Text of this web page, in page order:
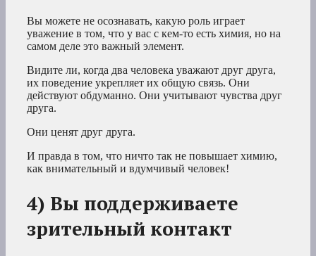
Вы можете не осознавать, какую роль играет
уважение в том, что у вас с кем-то есть химия, но на
самом деле это важный элемент.
Видите ли, когда два человека уважают друг друга,
их поведение укрепляет их общую связь. Они
действуют обдуманно. Они учитывают чувства друг
друга.
Они ценят друг друга.
И правда в том, что ничто так не повышает химию,
как внимательный и вдумчивый человек!
4) Вы поддерживаете
зрительный контакт